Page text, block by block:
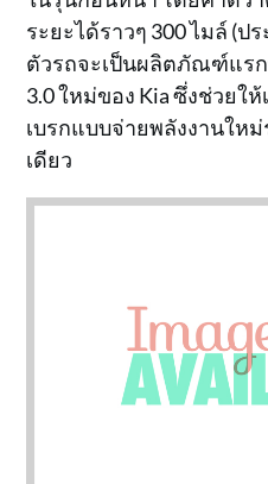
ระยะได้ราวๆ 300 ไมล์ (ป
ตัวรถจะเป็นผลิตภัณฑ์แรก
3.0 ใหม่ของ Kia ซึ่งช่วยใ
เบรกแบบจ่ายพลังงานให
เดียว